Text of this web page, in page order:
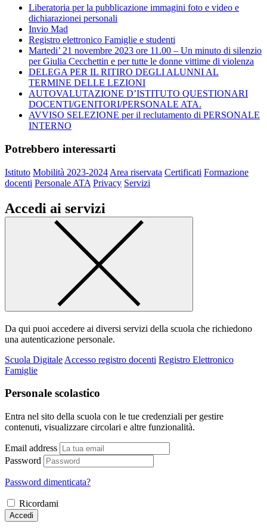
Liberatoria per la pubblicazione immagini foto e video e
dichiarazionei personali
Invio Mad
Registro elettronico Famiglie e studenti
Martedi’ 21 novembre 2023 ore 11.00 – Un minuto di silenzio
per Giulia Cecchettin e per tutte le donne vittime di violenza
DELEGA PER IL RITIRO DEGLI ALUNNI AL
TERMINE DELLE LEZIONI
AUTOVALUTAZIONE D’ISTITUTO QUESTIONARI
DOCENTI/GENITORI/PERSONALE ATA.
AVVISO SELEZIONE per il reclutamento di PERSONALE
INTERNO
Potrebbero interessarti
Istituto Mobilità 2023-2024 Area riservata Certificati Formazione
docenti Personale ATA Privacy Servizi
Accedi ai servizi
Da qui puoi accedere ai diversi servizi della scuola che richiedono
una autenticazione personale.
Scuola Digitale Accesso registro docenti Registro Elettronico
Famiglie
Personale scolastico
Entra nel sito della scuola con le tue credenziali per gestire
contenuti, visualizzare circolari e altre funzionalità.
Email address
Password
Password dimenticata?
Ricordami
Accedi